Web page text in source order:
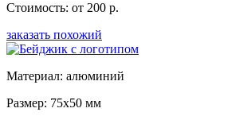
Стоимость: от 200 р.
заказать похожий
Материал: алюминий
Размер: 75x50 мм